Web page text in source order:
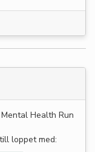
Health Run
loppet med: